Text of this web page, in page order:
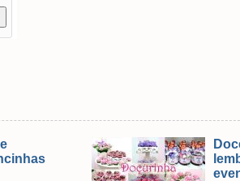
Doces,
eventos